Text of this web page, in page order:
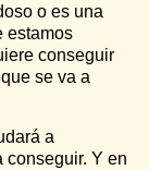
o es una
estamos
conseguir
se va a
a
conseguir. Y en